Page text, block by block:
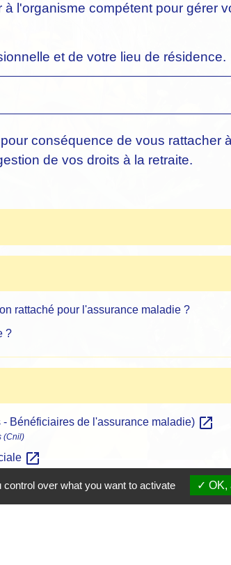
l'organisme compétent pour gérer
et de votre lieu de résidence.
conséquence de vous rattacher
de vos droits à la retraite.
rattaché pour l'assurance maladie ?
?
Bénéficiaires de l'assurance maladie) open_in_new
(Cnil)
open_in_new
over what you want to activate OK,